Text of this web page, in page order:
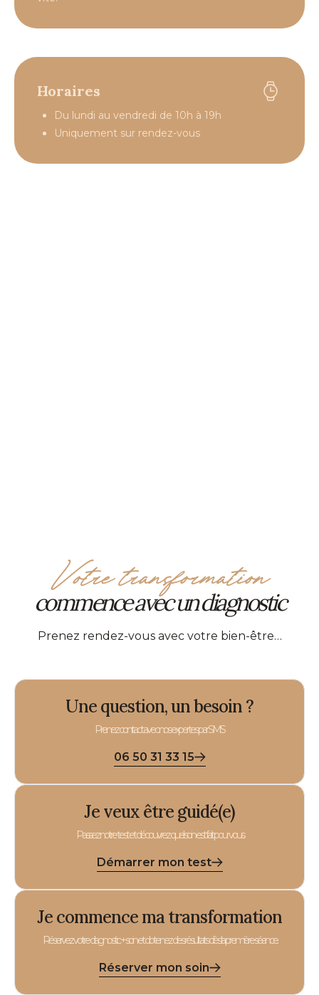
Horaires
Du lundi au vendredi de 10h à 19h
Uniquement sur rendez-vous
Votre transformation
commence avec un diagnostic
Prenez rendez-vous avec votre bien-être…
Une question, un besoin ?
Prenez contact avec nos expertes par SMS
06 50 31 33 15
Je veux être guidé(e)
Passez notre test et découvrez quel soin est fait pour vous.
Démarrer mon test
Je commence ma transformation
Réservez votre diagnostic + soin et obtenez des résultats dès la première séance.
Réserver mon soin